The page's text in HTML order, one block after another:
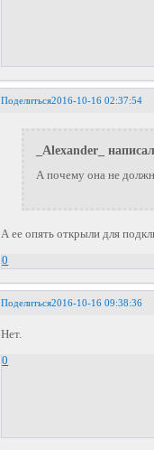
Поделиться2016-10-16 02:37:54
_Alexander_
А почему она не
А ее опять открыли для
0
Поделиться2016-10-16 09:38:36
Нет.
0